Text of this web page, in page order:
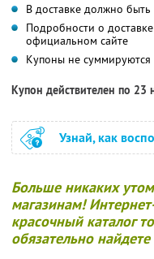
В доставке должно
Подробности о
официальном сайте
Купоны не
Купон действителен по 23
Узнай, как
Больше никаких
магазинам!
красочный каталог
обязательно